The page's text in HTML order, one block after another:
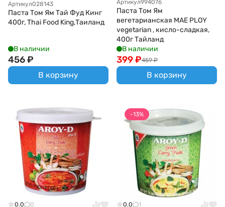
Артикул028143
Паста Том Ям Тай Фуд Кинг
400г, Thai Food King,Таиланд
В наличии
456₽
В корзину
Артикул994076
Паста Том Ям
вегетарианская MAE PLOY
vegetarian , кисло-сладкая,
400г Тайланд
В наличии
459 ₽
399₽
В корзину
0.0
0
-13%
0.0
1